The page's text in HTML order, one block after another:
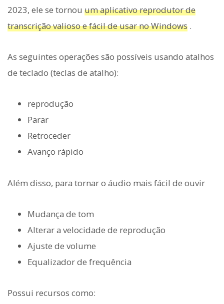
2023, ele se tornou um aplicativo reprodutor de
transcrição valioso e fácil de usar no Windows .
As seguintes operações são possíveis usando atalhos
de teclado (teclas de atalho):
reprodução
Parar
Retroceder
Avanço rápido
Além disso, para tornar o áudio mais fácil de ouvir
Mudança de tom
Alterar a velocidade de reprodução
Ajuste de volume
Equalizador de frequência
Possui recursos como: